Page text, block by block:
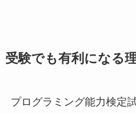
受験でも有利になる
プログラミング能力検定